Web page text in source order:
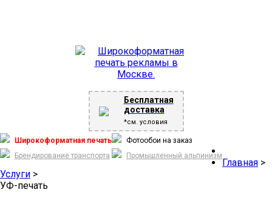
Бесплатная
доставка
*см. условия
Широкоформатная печать
Брендирование транспорта
Фотообои на заказ
Промышленный альпинизм
Главная >
Услуги >
УФ-печать